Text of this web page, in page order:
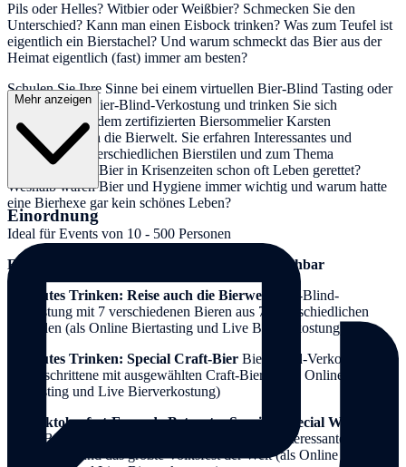
Pils oder Helles? Witbier oder Weißbier? Schmecken Sie den
Unterschied? Kann man einen Eisbock trinken? Was zum Teufel ist
eigentlich ein Bierstachel? Und warum schmeckt das Bier aus der
Heimat eigentlich (fast) immer am besten?
Schulen Sie Ihre Sinne bei einem virtuellen Bier-Blind Tasting oder
bei einer Live Bier-Blind-Verkostung und trinken Sie sich
gemeinsam mit dem zertifizierten Biersommelier Karsten
Morschett durch die Bierwelt. Sie erfahren Interessantes und
Kurioses zu unterschiedlichen Bierstilen und zum Thema
Bier: Wieso hat Bier in Krisenzeiten schon oft Leben gerettet?
Weshalb waren Bier und Hygiene immer wichtig und warum hatte
eine Bierhexe gar kein schönes Leben?
Ideal für Events von 10 - 500 Personen
Folgende Biertastings sind virtuell und live buchbar
Betreutes Trinken: Reise auch die Bierwelt
Bier-Blind-
Verkostung mit 7 verschiedenen Bieren aus 7 unterschiedlichen
Bierstilen (als Online Biertasting und Live Bierverkostung)
Betreutes Trinken: Special Craft-Bier Bier-Blind-Verkostung für
Fortgeschrittene mit ausgewählten Craft-Bieren (als Online
Biertasting und Live Bierverkostung)
Für Oktoberfest-Freunde Betreutes Special: Special Wiesn-
Bier-Tasting mit Oktoberfest-Bieren und Interessantes rund
ums Brauen und das größte Volksfest der Welt (als Online
Mehr anzeigen
Einordnung